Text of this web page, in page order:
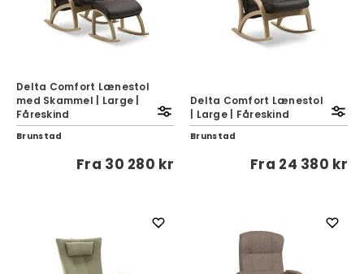
Delta Comfort Lænestol
med Skammel | Large |
Fåreskind
Brunstad
Fra 30 280 kr
Delta Comfort Lænestol
| Large | Fåreskind
Brunstad
Fra 24 380 kr